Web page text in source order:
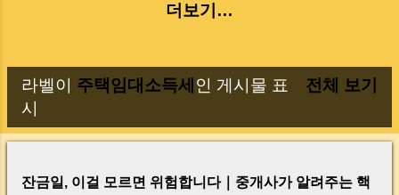
더보기…
글
라벨이 주택임대소득세 인 게시물 표
시
전체 보기
잔금일, 이걸 모르면 위험합니다｜중개사가 알려주는 핵